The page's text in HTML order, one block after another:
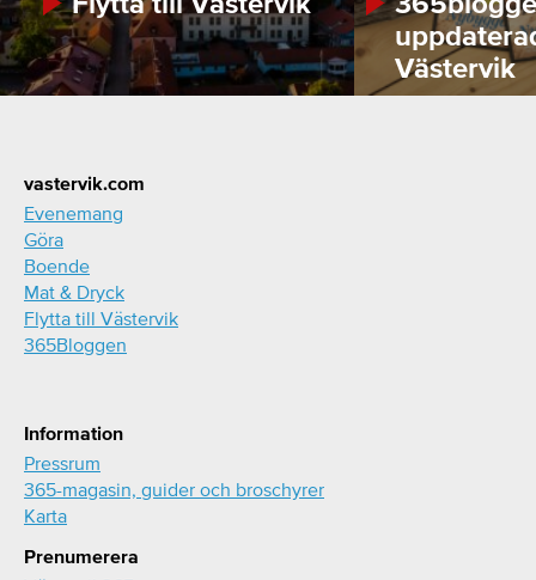
Västervik
Footer
vastervik.com
Evenemang
Göra
Boende
Mat & Dryck
Flytta till Västervik
365Bloggen
Information
Pressrum
365-magasin, guider och broschyrer
Karta
Prenumerera